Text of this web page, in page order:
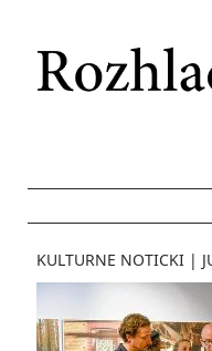
KULTURNE NOTICKI |